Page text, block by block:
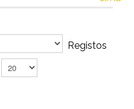
Registos